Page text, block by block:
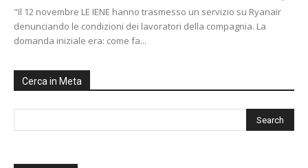
"Il 12 novembre LE IENE hanno trasmesso un servizio su Ryanair
denunciando le condizioni dei lavoratori della compagnia. La
domanda iniziale era: come fa...
Cerca in Meta